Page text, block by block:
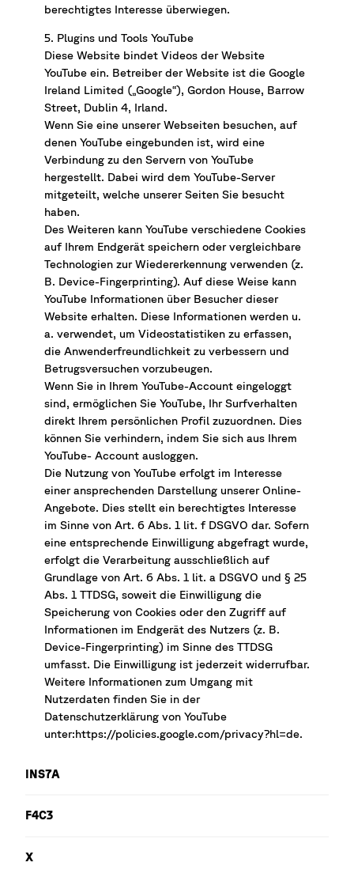
berechtigtes Interesse überwiegen.
5. Plugins und Tools YouTube
Diese Website bindet Videos der Website
YouTube ein. Betreiber der Website ist die Google
Ireland Limited („Google“), Gordon House, Barrow
Street, Dublin 4, Irland.
Wenn Sie eine unserer Webseiten besuchen, auf
denen YouTube eingebunden ist, wird eine
Verbindung zu den Servern von YouTube
hergestellt. Dabei wird dem YouTube-Server
mitgeteilt, welche unserer Seiten Sie besucht
haben.
Des Weiteren kann YouTube verschiedene Cookies
auf Ihrem Endgerät speichern oder vergleichbare
Technologien zur Wiedererkennung verwenden (z.
B. Device-Fingerprinting). Auf diese Weise kann
YouTube Informationen über Besucher dieser
Website erhalten. Diese Informationen werden u.
a. verwendet, um Videostatistiken zu erfassen,
die Anwenderfreundlichkeit zu verbessern und
Betrugsversuchen vorzubeugen.
Wenn Sie in Ihrem YouTube-Account eingeloggt
sind, ermöglichen Sie YouTube, Ihr Surfverhalten
direkt Ihrem persönlichen Profil zuzuordnen. Dies
können Sie verhindern, indem Sie sich aus Ihrem
YouTube- Account ausloggen.
Die Nutzung von YouTube erfolgt im Interesse
einer ansprechenden Darstellung unserer Online-
Angebote. Dies stellt ein berechtigtes Interesse
im Sinne von Art. 6 Abs. 1 lit. f DSGVO dar. Sofern
eine entsprechende Einwilligung abgefragt wurde,
erfolgt die Verarbeitung ausschließlich auf
Grundlage von Art. 6 Abs. 1 lit. a DSGVO und § 25
Abs. 1 TTDSG, soweit die Einwilligung die
Speicherung von Cookies oder den Zugriff auf
Informationen im Endgerät des Nutzers (z. B.
Device-Fingerprinting) im Sinne des TTDSG
umfasst. Die Einwilligung ist jederzeit widerrufbar.
Weitere Informationen zum Umgang mit
Nutzerdaten finden Sie in der
Datenschutzerklärung von YouTube
unter:https://policies.google.com/privacy?hl=de.
INS7A
F4C3
X